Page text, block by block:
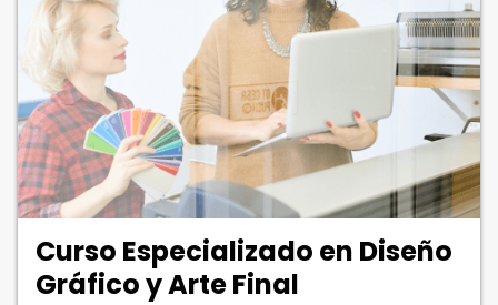
Curso Especializado en Diseño
Gráfico y Arte Final